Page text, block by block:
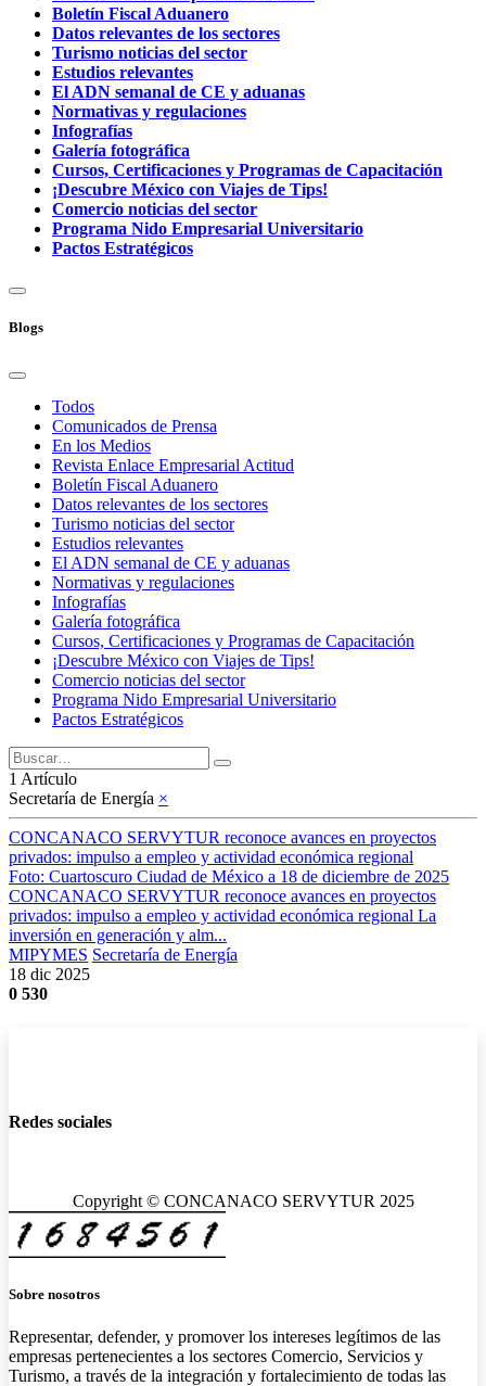
Boletín Fiscal Aduanero
Datos relevantes de los sectores
Turismo noticias del sector
Estudios relevantes
El ADN semanal de CE y aduanas
Normativas y regulaciones
Infografías
Galería fotográfica
Cursos, Certificaciones y Programas de Capacitación
¡Descubre México con Viajes de Tips!
Comercio noticias del sector
Programa Nido Empresarial Universitario
Pactos Estratégicos
Blogs
Todos
Comunicados de Prensa
En los Medios
Revista Enlace Empresarial Actitud
Boletín Fiscal Aduanero
Datos relevantes de los sectores
Turismo noticias del sector
Estudios relevantes
El ADN semanal de CE y aduanas
Normativas y regulaciones
Infografías
Galería fotográfica
Cursos, Certificaciones y Programas de Capacitación
¡Descubre México con Viajes de Tips!
Comercio noticias del sector
Programa Nido Empresarial Universitario
Pactos Estratégicos
1 Artículo
Secretaría de Energía ×
CONCANACO SERVYTUR reconoce avances en proyectos
privados: impulso a empleo y actividad económica regional
Foto: Cuartoscuro Ciudad de México a 18 de diciembre de 2025
CONCANACO SERVYTUR reconoce avances en proyectos
privados: impulso a empleo y actividad económica regional La
inversión en generación y alm...
MIPYMES Secretaría de Energía
18 dic 2025
0 530
Redes sociales
Copyright © CONCANACO SERVYTUR 2025
Sobre nosotros
Representar, defender, y promover los intereses legítimos de las
empresas pertenecientes a los sectores Comercio, Servicios y
Turismo, a través de la integración y fortalecimiento de todas las